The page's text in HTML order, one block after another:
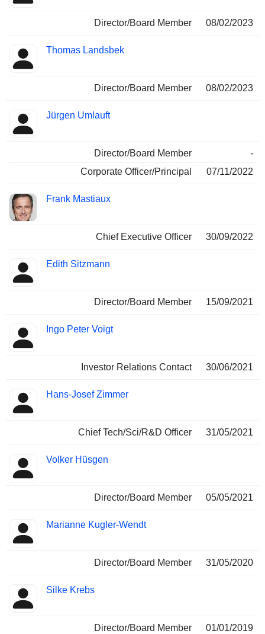
Director/Board Member 08/02/2023
Thomas Landsbek
Director/Board Member 08/02/2023
Jürgen Umlauft
Director/Board Member
-
Corporate Officer/Principal
07/11/2022
Frank Mastiaux
Chief Executive Officer 30/09/2022
Edith Sitzmann
Director/Board Member 15/09/2021
Ingo Peter Voigt
Investor Relations Contact 30/06/2021
Hans-Josef Zimmer
Chief Tech/Sci/R&D Officer 31/05/2021
Volker Hüsgen
Director/Board Member 05/05/2021
Marianne Kugler-Wendt
Director/Board Member 31/05/2020
Silke Krebs
Director/Board Member 01/01/2019